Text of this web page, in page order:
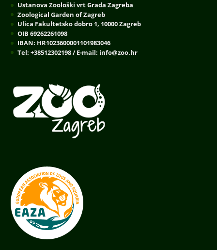
Ustanova Zoološki vrt Grada Zagreba
Zoological Garden of Zagreb
Ulica Fakultetsko dobro 1, 10000 Zagreb
OIB 69262261098
IBAN: HR1023600001101983046
Tel: +38512302198 / E-mail: info@zoo.hr